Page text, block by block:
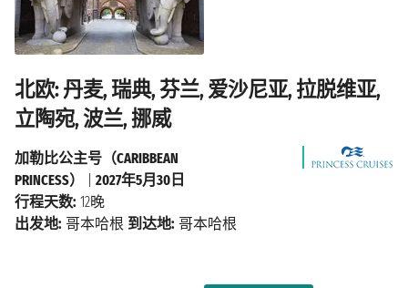
北欧: 丹麦, 瑞典, 芬兰, 爱沙尼亚, 拉脱维亚,
立陶宛, 波兰, 挪威
加勒比公主号（CARIBBEAN
PRINCESS）
2027年5月30日
行程天数: 12晚
出发地: 哥本哈根 到达地: 哥本哈根